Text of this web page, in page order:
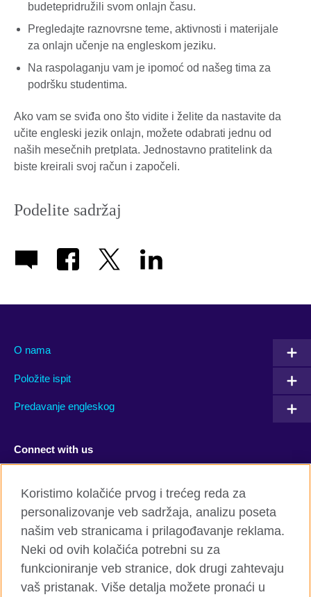
budetepridružili svom onlajn času.
Pregledajte raznovrsne teme, aktivnosti i materijale
za onlajn učenje na engleskom jeziku.
Na raspolaganju vam je ipomoć od našeg tima za
podršku studentima.
Ako vam se sviđa ono što vidite i želite da nastavite da
učite engleski jezik onlajn, možete odabrati jednu od
naših mesečnih pretplata. Jednostavno pratitelink da
biste kreirali svoj račun i započeli.
Podelite sadržaj
O nama
Položite ispit
Predavanje engleskog
Connect with us
YouTube Flickr
TikTok
Koristimo kolačiće prvog i trećeg reda za
personalizovanje veb sadržaja, analizu poseta
našim veb stranicama i prilagođavanje reklama.
Neki od ovih kolačića potrebni su za
funkcioniranje veb stranice, dok drugi zahtevaju
vaš pristanak. Više detalja možete pronaći u